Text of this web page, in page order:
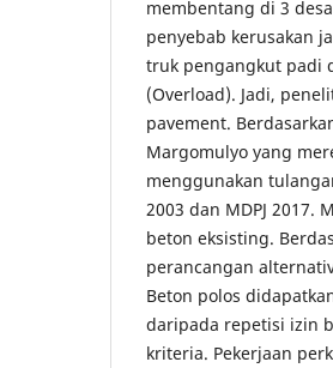
membentang di 3
penyebab kerusakan
truk pengangkut padi
(Overload). Jadi,
pavement.
Margomulyo yang
menggunakan
2003 dan MDPJ 2017.
beton eksisting.
perancangan
Beton polos
daripada repetisi izin
kriteria. Pekerjaan